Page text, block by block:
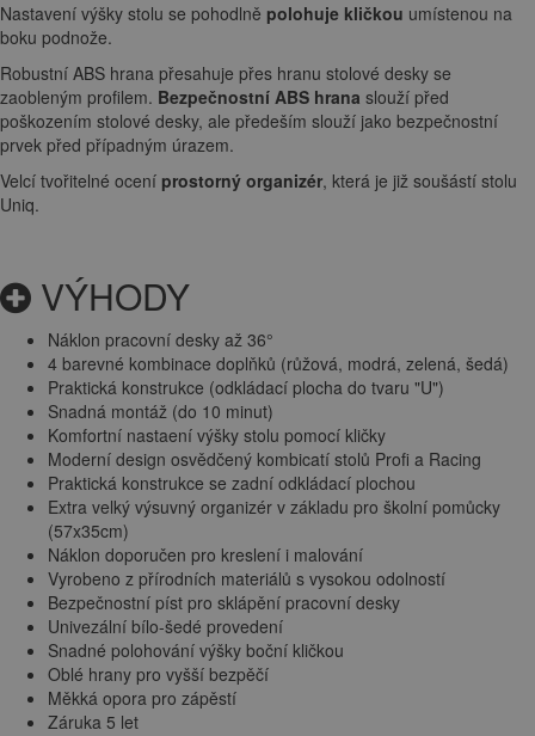
Nastavení výšky stolu se pohodlně polohuje kličkou umístenou na
boku podnože.
Robustní ABS hrana přesahuje přes hranu stolové desky se
zaobleným profilem. Bezpečnostní ABS hrana slouží před
poškozením stolové desky, ale předeším slouží jako bezpečnostní
prvek před případným úrazem.
Velcí tvořitelné ocení prostorný organizér, která je již soušástí stolu
Uniq.
VÝHODY
Náklon pracovní desky až 36°
4 barevné kombinace doplňků (růžová, modrá, zelená, šedá)
Praktická konstrukce (odkládací plocha do tvaru "U")
Snadná montáž (do 10 minut)
Komfortní nastaení výšky stolu pomocí kličky
Moderní design osvědčený kombicatí stolů Profi a Racing
Praktická konstrukce se zadní odkládací plochou
Extra velký výsuvný organizér v základu pro školní pomůcky
(57x35cm)
Náklon doporučen pro kreslení i malování
Vyrobeno z přírodních materiálů s vysokou odolností
Bezpečnostní píst pro sklápění pracovní desky
Univezální bílo-šedé provedení
Snadné polohování výšky boční kličkou
Oblé hrany pro vyšší bezpěčí
Měkká opora pro zápěstí
Záruka 5 let